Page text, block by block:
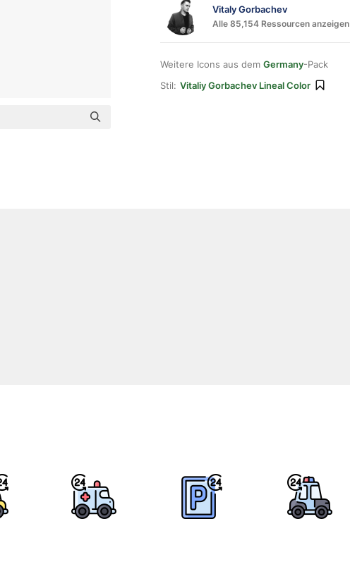
Vitaly Gorbachev
Alle 85,154 Ressourcen anzeigen
Weitere Icons aus dem Germany-Pack
Stil: Vitaliy Gorbachev Lineal Color